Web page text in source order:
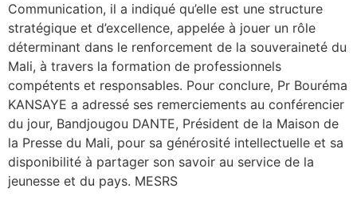
Communication, il a indiqué qu’elle est une structure
stratégique et d’excellence, appelée à jouer un rôle
déterminant dans le renforcement de la souveraineté du
Mali, à travers la formation de professionnels
compétents et responsables. Pour conclure, Pr Bouréma
KANSAYE a adressé ses remerciements au conférencier
du jour, Bandjougou DANTE, Président de la Maison de
la Presse du Mali, pour sa générosité intellectuelle et sa
disponibilité à partager son savoir au service de la
jeunesse et du pays. MESRS